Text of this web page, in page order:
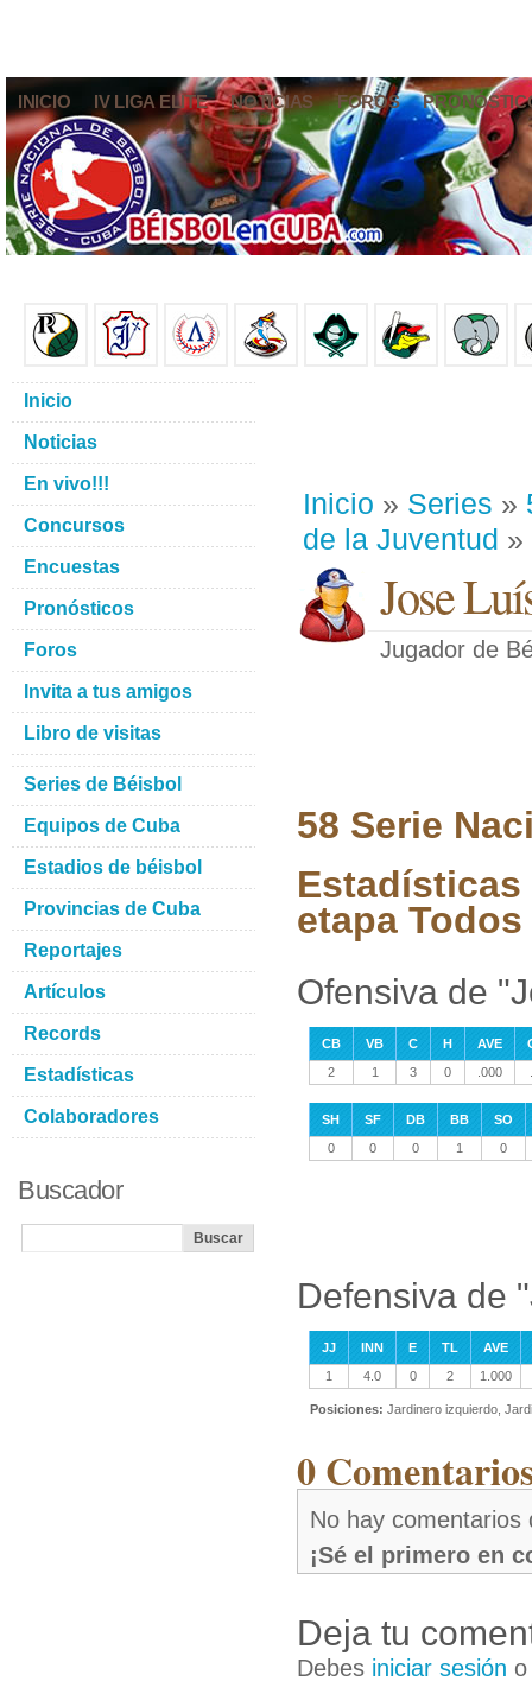
INICIO IV LIGA ELITE NOTICIAS FOROS
Inicio » Series »
de la Juventud »
Jose
Jugador de
58 Serie
etapa
Ofensiva de
CB VB C H AVE
2
1 3 0 .000
SH SF DB BB
SO
0
0 0 1 0
Defensiva de
JJ INN E TL
AVE
1
4.0 0 2 1.000
Posiciones: Jardinero izquierdo,
0
No hay
¡Sé el primero en
Deja tu
Debes iniciar sesión
Inicio
Noticias
En vivo!!!
Concursos
Encuestas
Pronósticos
Foros
Invita a tus amigos
Libro de visitas
Series de Béisbol
Equipos de Cuba
Estadios de béisbol
Provincias de Cuba
Reportajes
Artículos
Records
Estadísticas
Colaboradores
Buscador